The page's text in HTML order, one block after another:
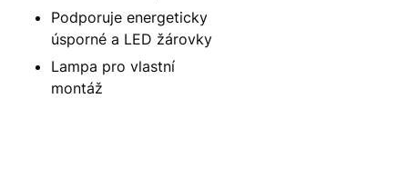
Podporuje energeticky
úsporné a LED žárovky
Lampa pro vlastní
montáž